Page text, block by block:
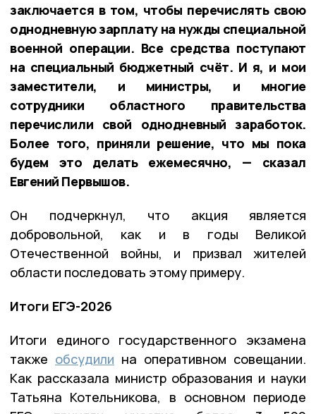
заключается в том, чтобы перечислять свою
однодневную зарплату на нужды специальной
военной операции. Все средства поступают
на специальный бюджетный счёт. И я, и мои
заместители, и министры, и многие
сотрудники областного правительства
перечислили свой однодневный заработок.
Более того, приняли решение, что мы пока
будем это делать ежемесячно, — сказал
Евгений Первышов.
Он подчеркнул, что акция является
добровольной, как и в годы Великой
Отечественной войны, и призвал жителей
области последовать этому примеру.
Итоги ЕГЭ-2026
Итоги единого государственного экзамена
также обсудили на оперативном совещании.
Как рассказала министр образования и науки
Татьяна Котельникова, в основном периоде